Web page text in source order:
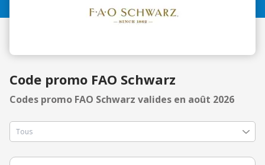
Code promo FAO Schwarz
Codes promo FAO Schwarz valides en août 2026